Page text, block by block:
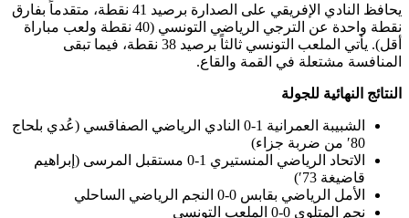
يحافظ النادي الإفريقي على الصدارة برصيد 41 نقطة، متقدماً بفارق
نقطة واحدة عن الترجي الرياضي التونسي (40 نقطة ولعب مباراة
أقل). يأتي الملعب التونسي ثالثاً برصيد 38 نقطة، فيما تبقى
مشتعلة في القمة والقاع.
للجولة
الشبيبة العمرانية 1-0 النادي الرياضي الصفاقسي (عُدي بلحاج
الاتحاد الرياضي المنستيري 1-0 مستقبل المرسى (إبراهيم
الرياضي بقابس 0-0 النجم الرياضي الساحلي
المتلوي 0-0 الملعب التونسي